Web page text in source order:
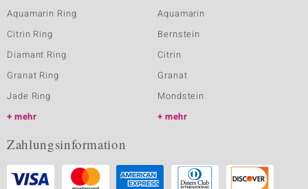
Aquamarin Ring
Citrin Ring
Diamant Ring
Granat Ring
Jade Ring
mehr
Aquamarin
Bernstein
Citrin
Granat
Mondstein
mehr
Zahlungsinformation